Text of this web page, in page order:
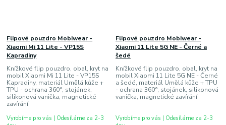
Flipové pouzdro Mobiwear -
Xiaomi Mi 11 Lite - VP15S
Kapradiny
Knížkové flip pouzdro, obal, kryt na
mobil Xiaomi Mi 11 Lite - VP15S
Kapradiny, materiál Umělá kůže +
TPU - ochrana 360°, stojánek,
silikonová vanička, magnetické
zavírání
Vyrobíme pro vás | Odesíláme za 2-3
Flipové pouzdro Mobiwear -
Xiaomi 11 Lite 5G NE - Černé a
šedé
Knížkové flip pouzdro, obal, kryt na
mobil Xiaomi 11 Lite 5G NE - Černé
a šedé, materiál Umělá kůže + TPU
- ochrana 360°, stojánek, silikonová
vanička, magnetické zavírání
Vyrobíme pro vás | Odesíláme za 2-3